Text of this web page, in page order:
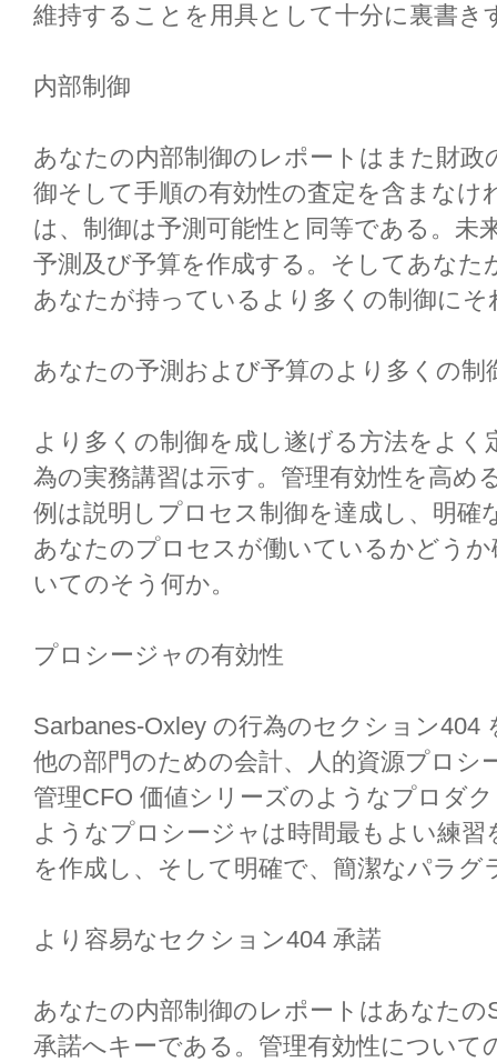
維持することを用具として十分に裏書き
内部制御
あなたの内部制御のレポートはまた財
御そして手順の有効性の査定を含まなけ
は、制御は予測可能性と同等である。未
予測及び予算を作成する。そしてあな
あなたが持っているより多くの制御にそ
あなたの予測および予算のより多くの制
より多くの制御を成し遂げる方法をよ
為の実務講習は示す。管理有効性を高め
例は説明しプロセス制御を達成し、明
あなたのプロセスが働いているかどう
いてのそう何か。
プロシージャの有効性
Sarbanes-Oxley の行為のセクション404
他の部門のための会計、人的資源プロ
管理CFO 価値シリーズのようなプロダ
ようなプロシージャは時間最もよい練
を作成し、そして明確で、簡潔なパラ
より容易なセクション404 承諾
あなたの内部制御のレポートはあなたの
承諾へキーである。管理有効性につい